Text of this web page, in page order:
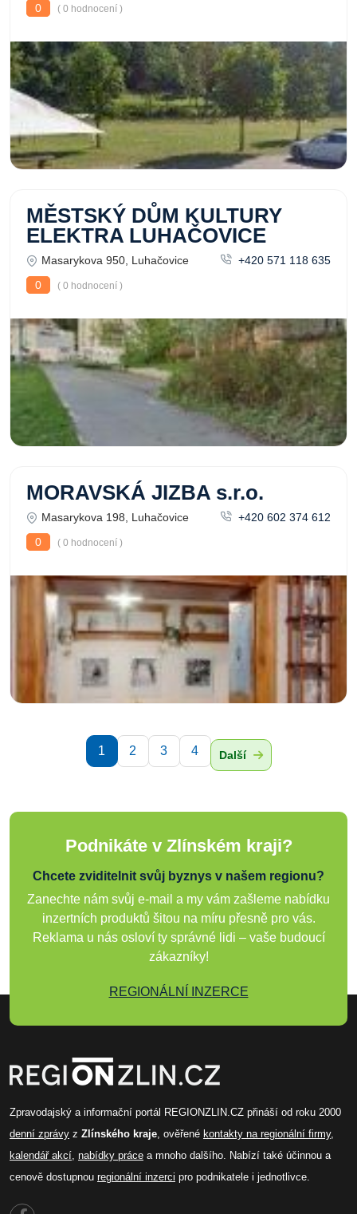
0
( 0 hodnocení )
MĚSTSKÝ DŮM KULTURY
ELEKTRA LUHAČOVICE
Masarykova 950, Luhačovice
+420 571 118 635
0
( 0 hodnocení )
MORAVSKÁ JIZBA s.r.o.
Masarykova 198, Luhačovice
+420 602 374 612
0
( 0 hodnocení )
1 2 3 4 Další
Podnikáte v Zlínském kraji?
Chcete zviditelnit svůj byznys v našem regionu?
Zanechte nám svůj e-mail a my vám zašleme nabídku
inzertních produktů šitou na míru přesně pro vás.
Reklama u nás osloví ty správné lidi – vaše budoucí
zákazníky!
REGIONÁLNÍ INZERCE
Zpravodajský a informační portál REGIONZLIN.CZ přináší od roku 2000
denní zprávy z Zlínského kraje, ověřené kontakty na regionální firmy,
kalendář akcí, nabídky práce a mnoho dalšího. Nabízí také účinnou a
cenově dostupnou regionální inzerci pro podnikatele i jednotlivce.